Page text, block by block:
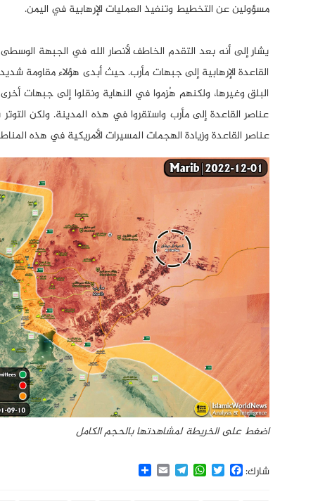
مسؤولين عن التخطيط وتنفيذ العمليات الإرهابية في اليمن.
يشار إلى أنه بعد التقدم الخاطف لأنصار الله في الجبهة
القاعدة الإرهابية إلى جبهات مأرب. حيث أبدى هؤلاء مقاومة
البلق وغيرها، ولكنهم هُزِموا في النهاية ونقلوا إلى جبهات
عناصر القاعدة إلى مأرب واستقروا في هذه المدينة. ولكن
عناصر القاعدة وزيادة الهجمات المسيرات الأمريكية في هذه
اضغط على الخريطة لمشاهدتها بالحجم الكامل
شارك: Facebook
Twitter
WhatsApp
Telegram
Email